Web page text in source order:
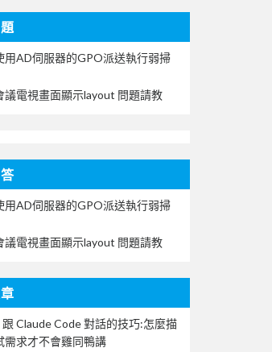
用AD伺服器的GPO派送執行弱掃
議電視畫面顯示layout 問題請教
用AD伺服器的GPO派送執行弱掃
議電視畫面顯示layout 問題請教
跟 Claude Code 對話的技巧:怎麼描
需求才不會雞同鴨講